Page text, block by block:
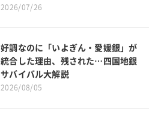
2026/07/26
好調なのに「いよぎん・愛媛銀」が
統合した理由、残された…四国地銀
サバイバル大解説
2026/08/05